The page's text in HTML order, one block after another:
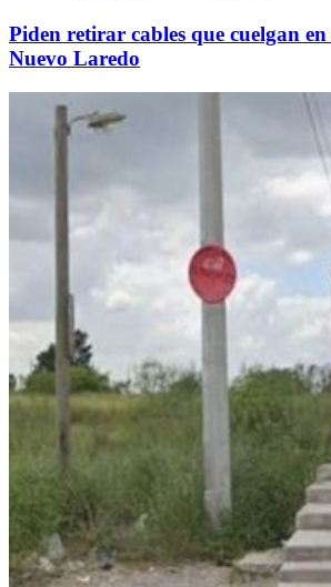
Piden retirar cables que cuelgan
Nuevo Laredo